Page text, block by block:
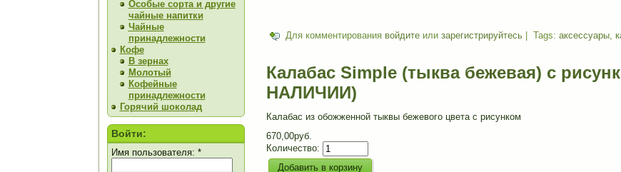
Особые сорта и другие
чайные напитки
Чайные
принадлежности
Кофе
В зернах
Молотый
Кофейные
принадлежности
Горячий шоколад
Войти:
Имя пользователя: *
Для комментирования войдитеили зарегистрируйтесь| Tags: аксессуары,
Калабас Simple (тыква бежевая) с
НАЛИЧИИ)
Калабас из обожженной тыквы бежевого цвета с рисунком
670,00руб.
Количество: